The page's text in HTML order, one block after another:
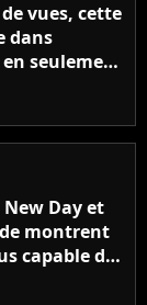
vues, cette
dans
seulement
Day et
montrent
capable de
de simple